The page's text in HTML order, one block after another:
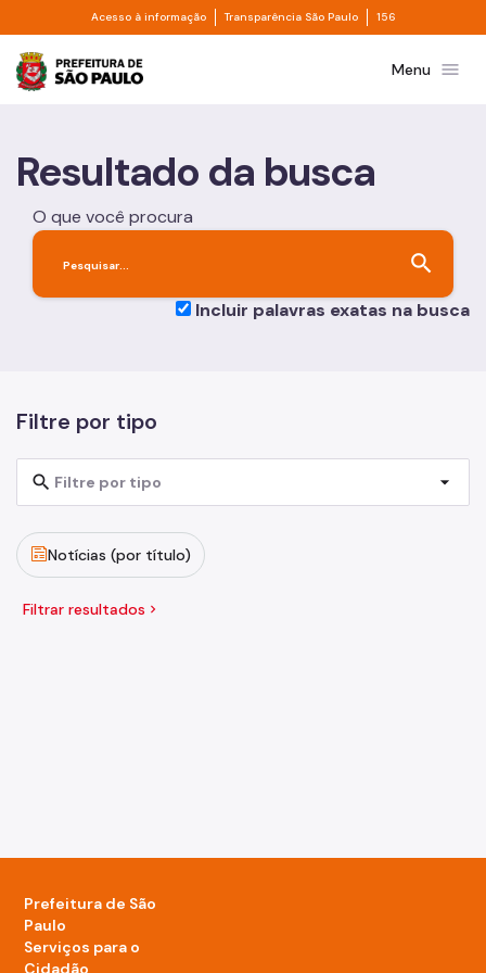
Pular para o Conteúdo principal
Acesso à informação Divisor de acesso à informação
Transparência São Paulo Divisor de
156
Prefeitura de São PauloMenu menu
Resultado da busca
O que você procura
search
Incluir palavras exatas na busca
Filtre por tipo
search arrow_drop_down
Notícias (por título)
Filtrar resultados keyboard_arrow_right
Prefeitura de São
Paulo
Serviços para o
Cidadão